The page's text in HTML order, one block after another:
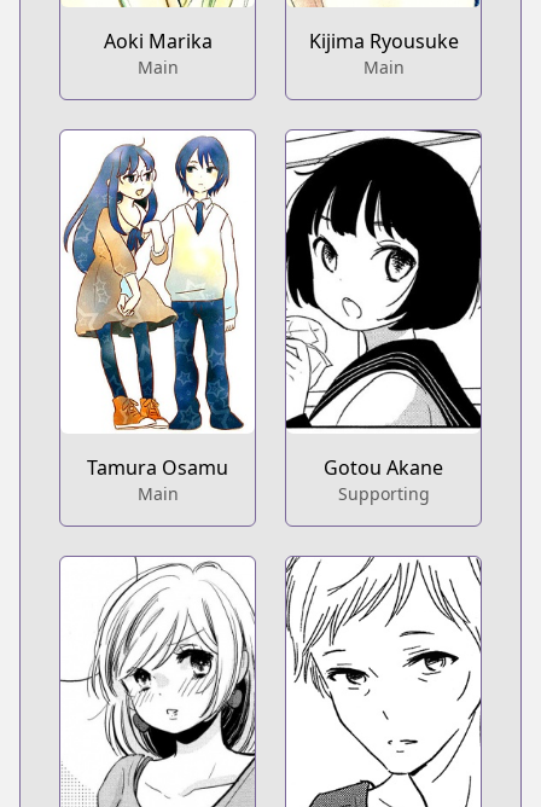
Aoki Marika
Main
Kijima Ryousuke
Main
Tamura Osamu
Main
Gotou Akane
Supporting